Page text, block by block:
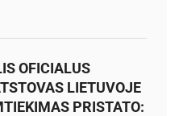
OFICIALUS
LIETUVOJE
PRISTATO: